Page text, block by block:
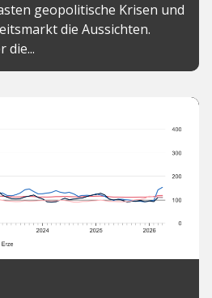
geopolitische Krisen und
die Aussichten.
die...